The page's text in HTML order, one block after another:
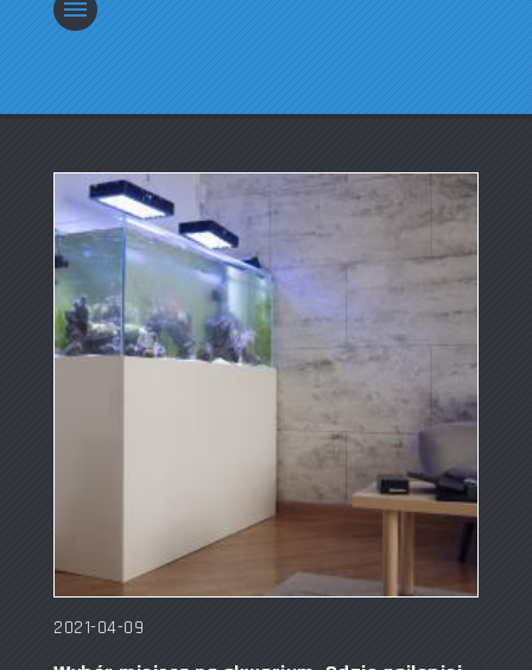
2021-04-09